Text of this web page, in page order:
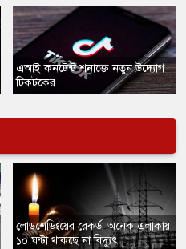
​এআই কনটেন্ট শনাক্তে নতুন উদ্যোগ
টিকটকের
লোডশেডিংয়ের রেকর্ড, অনেক এলাকায়
১০ ঘণ্টা থাকছে না বিদ্যুৎ